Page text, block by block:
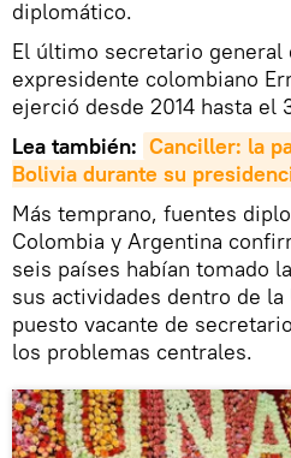
diplomático.
El último secretario general
expresidente colombiano
ejerció desde 2014 hasta el
Lea también: Canciller: la
Bolivia durante su
Más temprano, fuentes
Colombia y Argentina
seis países habían tomado
sus actividades dentro de
puesto vacante de
los problemas centrales.